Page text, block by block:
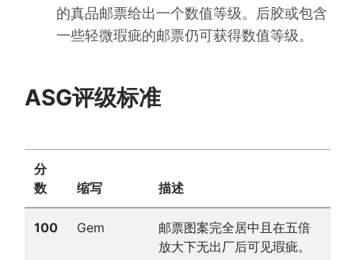
的真品邮票给出一个数值等级。后胶或包含
一些轻微瑕疵的邮票仍可获得数值等级。
ASG评级标准
分
数
缩写 描述
100 Gem
邮票图案完全居中且在五倍
放大下无出厂后可见瑕疵。